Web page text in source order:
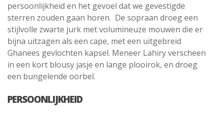
persoonlijkheid en het gevoel dat we gevestigde
sterren zouden gaan horen. De sopraan droeg een
stijlvolle zwarte jurk met volumineuze mouwen die er
bijna uitzagen als een cape, met een uitgebreid
Ghanees gevlochten kapsel. Meneer Lahiry verscheen
in een kort blousy jasje en lange plooirok, en droeg
een bungelende oorbel.
PERSOONLIJKHEID